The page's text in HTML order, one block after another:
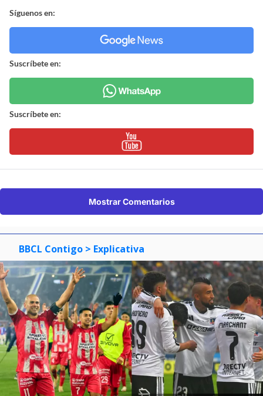
Síguenos en:
Suscríbete en:
Suscríbete en:
Mostrar Comentarios
BBCL Contigo > Explicativa